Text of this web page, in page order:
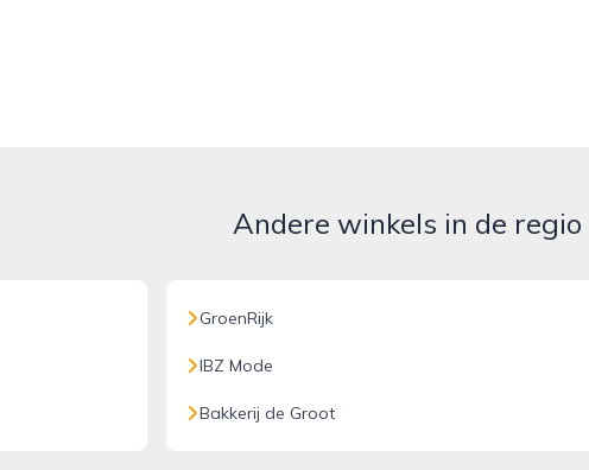
Andere winkels in de regio
GroenRijk
IBZ Mode
Bakkerij de Groot